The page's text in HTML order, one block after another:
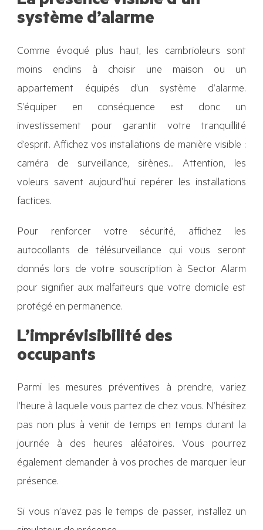
système d’alarme
Comme évoqué plus haut, les cambrioleurs
sont
moins enclins à choisir une maison ou un
appartement équipés d’un système d’alarme.
S’équiper en conséquence est donc un
investissement pour garantir votre tranquillité
d’esprit. Affichez vos installations de manière visible :
caméra de surveillance, sirènes… Attention, les
voleurs savent aujourd’hui repérer les installations
factices.
Pour renforcer votre sécurité, affichez les
autocollants de télésurveillance qui vous seront
donnés lors de votre souscription à Sector Alarm
pour signifier aux malfaiteurs que votre domicile est
protégé en permanence.
L’imprévisibilité des
occupants
Parmi les mesures préventives à prendre, variez
l’heure à laquelle vous partez de chez vous. N’hésitez
pas non plus à venir de temps en temps durant la
journée à des heures aléatoires. Vous pourrez
également demander à vos proches de marquer leur
présence.
Si vous n’avez pas le temps de passer, installez un